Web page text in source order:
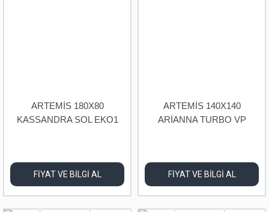
ARTEMİS 180X80
KASSANDRA SOL EKO1
FİYAT VE BİLGİ AL
ARTEMİS 140X140
ARİANNA TURBO VP
FİYAT VE BİLGİ AL